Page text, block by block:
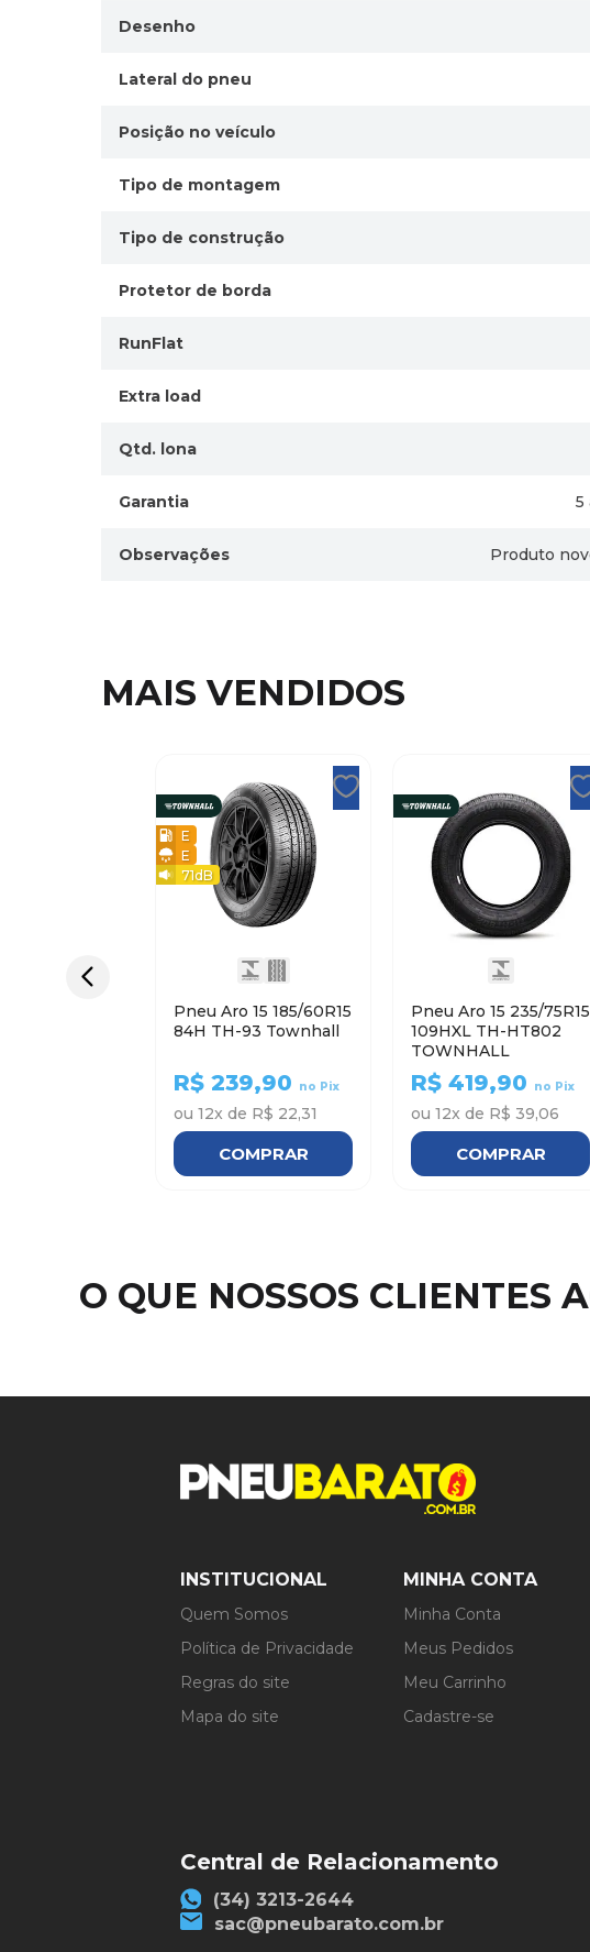
Desenho
Lateral do pneu
Posição no veículo
Tipo de montagem
Tipo de construção
Protetor de borda
RunFlat
Extra load
Qtd. lona
Garantia 5
Observações Produto
MAIS VENDIDOS
E
E
71dB
Pneu Aro 15 185/60R15
84H TH-93 Townhall
R$239,90 no Pix
ou 12x de R$ 22,31
COMPRAR
Pneu Aro 15 235/75R15
109HXL TH-HT802
TOWNHALL
R$419,90 no Pix
ou 12x de R$ 39,06
COMPRAR
O QUE NOSSOS CLIENTES
INSTITUCIONAL
Quem Somos
Política de Privacidade
Regras do site
Mapa do site
MINHA CONTA
Minha Conta
Meus Pedidos
Meu Carrinho
Cadastre-se
Central de Relacionamento
(34) 3213-2644
sac@pneubarato.com.br